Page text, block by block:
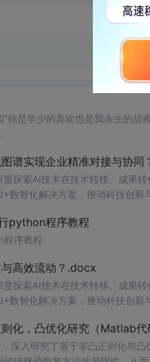
你是年少的喜欢也是我余生的甜
谱实现企业精准对接与协同
探索AI技术在技术转移、成果
数智化解决方案，推动科技创新
python程序教程
程序教程
高效流动？.docx
探索AI技术在技术转移、成果
数智化解决方案，推动科技创新
化，凸优化研究（Matlab代
深入研究了基于非凸正则化与